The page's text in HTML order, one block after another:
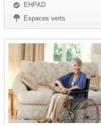
EHPAD
Espaces verts